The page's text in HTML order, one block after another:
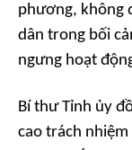
phương, không
dân trong bối
ngưng hoạt
Bí thư Tỉnh ủy
cao trách